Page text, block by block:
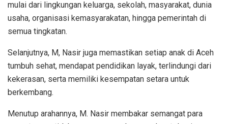
mulai dari lingkungan keluarga, sekolah, masyarakat, dunia
usaha, organisasi kemasyarakatan, hingga pemerintah di
semua tingkatan.
Selanjutnya, M, Nasir juga memastikan setiap anak di Aceh
tumbuh sehat, mendapat pendidikan layak, terlindungi dari
kekerasan, serta memiliki kesempatan setara untuk
berkembang.
Menutup arahannya, M. Nasir membakar semangat para